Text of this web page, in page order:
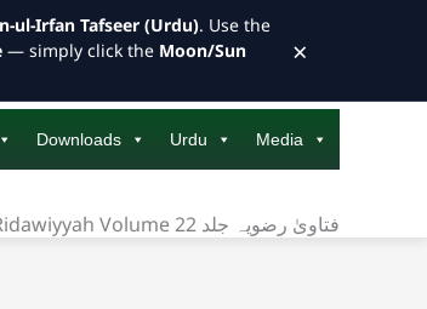
Downloads Urdu Media
Fatawa Ridawiyyah Volume 22 فتاویٰ رضویہ جلد
ul-Irfan Tafseer (Urdu). Use the
— simply click the Moon/Sun
×